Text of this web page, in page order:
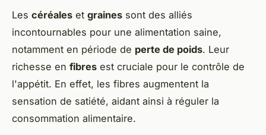
Les céréales et graines sont des alliés
incontournables pour une alimentation saine,
notamment en période de perte de poids. Leur
richesse en fibres est cruciale pour le contrôle de
l'appétit. En effet, les fibres augmentent la
sensation de satiété, aidant ainsi à réguler la
consommation alimentaire.